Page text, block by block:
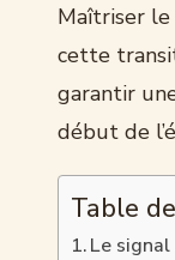
Maîtriser
cette
garantir
début de
Table
Le